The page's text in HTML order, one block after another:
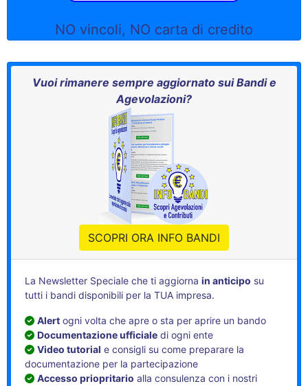
NO vincoli, NO carta di credito
Vuoi rimanere sempre aggiornato sui Bandi e
Agevolazioni?
SCOPRI ORA INFO BANDI
La Newsletter Speciale che ti aggiorna in anticipo su
tutti i bandi disponibili per la TUA impresa.
Alert ogni volta che apre o sta per aprire un bando
Documentazione ufficiale di ogni ente
Video tutorial e consigli su come preparare la
documentazione per la partecipazione
Accesso priopritario alla consulenza con i nostri